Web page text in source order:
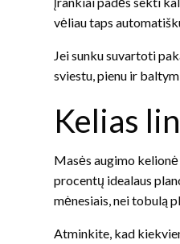
vėliau taps
Jei sunku suvartoti
sviestu, pienu ir
Kelias
Masės augimo
procentų idealaus
mėnesiais, nei tobulą
Atminkite, kad